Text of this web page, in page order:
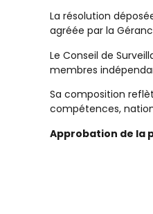
La résolution
agréée par la
Le Conseil de
membres
Sa composition
compétences,
Approbation de la